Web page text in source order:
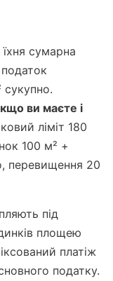
сумарна
сукупно.
ви маєте і
ліміт 180
100 м² +
перевищення 20
під
площею
платіж
податку.